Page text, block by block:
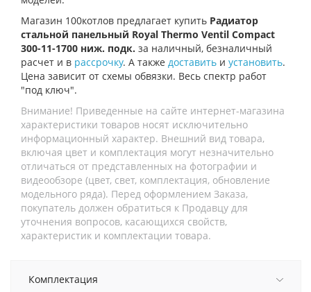
Магазин 100котлов предлагает купить Радиатор
стальной панельный Royal Thermo Ventil Compact
300-11-1700 ниж. подк. за наличный, безналичный
расчет и в рассрочку. А также доставить и установить.
Цена зависит от схемы обвязки. Весь спектр работ
"под ключ".
Внимание! Приведенные на сайте интернет-магазина
характеристики товаров носят исключительно
информационный характер. Внешний вид товара,
включая цвет и комплектация могут незначительно
отличаться от представленных на фотографии и
видеообзоре (цвет, свет, комплектация, обновление
модельного ряда). Перед оформлением Заказа,
покупатель должен обратиться к Продавцу для
уточнения вопросов, касающихся свойств,
характеристик и комплектации товара.
Комплектация